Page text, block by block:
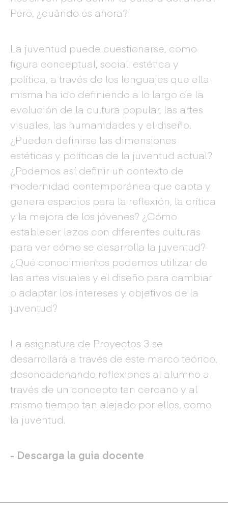
Pero, ¿cuándo es ahora?
La juventud puede cuestionarse, como
figura conceptual, social, estética y
política, a través de los lenguajes que ella
misma ha ido definiendo a lo largo de la
evolución de la cultura popular, las artes
visuales, las humanidades y el diseño.
¿Pueden definirse las dimensiones
estéticas y políticas de la juventud actual?
¿Podemos así definir un contexto de
modernidad contemporánea que capta y
genera espacios para la reflexión, la crítica
y la mejora de los jóvenes? ¿Cómo
establecer lazos con diferentes culturas
para ver cómo se desarrolla la juventud?
¿Qué conocimientos podemos utilizar de
las artes visuales y el diseño para cambiar
o adaptar los intereses y objetivos de la
juventud?
La asignatura de Proyectos 3 se
desarrollará a través de este marco teórico,
desencadenando reflexiones al alumno a
través de un concepto tan cercano y al
mismo tiempo tan alejado por ellos, como
la juventud.
- Descarga la guia docente